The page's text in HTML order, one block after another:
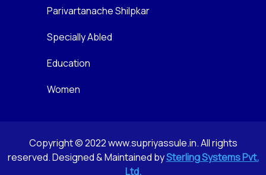
Parivartanache Shilpkar
Specially Abled
Education
Women
Copyright © 2022 www.supriyassule.in. All rights
reserved. Designed & Maintained bySterling Systems Pvt.
Ltd.